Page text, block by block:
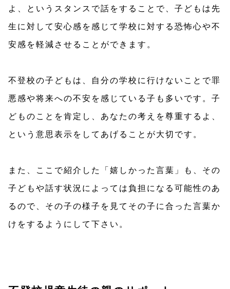
よ、というスタンスで話をすることで、子どもは先
生に対して安心感を感じて学校に対する恐怖心や不
安感を軽減させることができます。
不登校の子どもは、自分の学校に行けないことで罪
悪感や将来への不安を感じている子も多いです。子
どものことを肯定し、あなたの考えを尊重するよ、
という意思表示をしてあげることが大切です。
また、ここで紹介した「嬉しかった言葉」も、その
子どもや話す状況によっては負担になる可能性のあ
るので、その子の様子を見てその子に合った言葉か
けをするようにして下さい。